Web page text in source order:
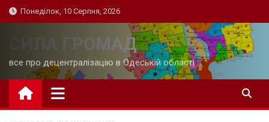
Skip
to
Понеділок, 10 Серпня, 2026
СИЛА ГРОМАД
все про децентралізацію в Одеській області